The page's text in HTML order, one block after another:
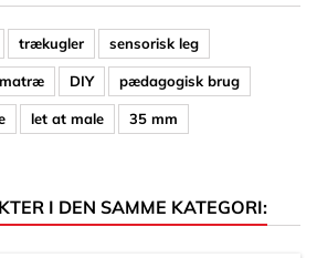
trækugler sensorisk leg
DIY pædagogisk brug
let at male 35 mm
I DEN SAMME KATEGORI: